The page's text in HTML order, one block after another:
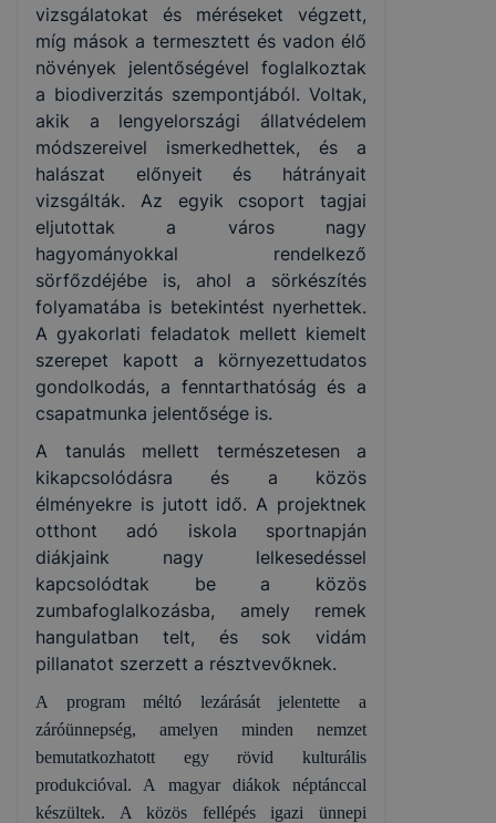
vizsgálatokat és méréseket végzett,
míg mások a termesztett és vadon élő
növények jelentőségével foglalkoztak
a biodiverzitás szempontjából. Voltak,
akik a lengyelországi állatvédelem
módszereivel ismerkedhettek, és a
halászat előnyeit és hátrányait
vizsgálták. Az egyik csoport tagjai
eljutottak a város nagy
hagyományokkal rendelkező
sörfőzdéjébe is, ahol a sörkészítés
folyamatába is betekintést nyerhettek.
A gyakorlati feladatok mellett kiemelt
szerepet kapott a környezettudatos
gondolkodás, a fenntarthatóság és a
csapatmunka jelentősége is.
A tanulás mellett természetesen a
kikapcsolódásra és a közös
élményekre is jutott idő. A projektnek
otthont adó iskola sportnapján
diákjaink nagy lelkesedéssel
kapcsolódtak be a közös
zumbafoglalkozásba, amely remek
hangulatban telt, és sok vidám
pillanatot szerzett a résztvevőknek.
A program méltó lezárását jelentette a
záróünnepség, amelyen minden nemzet
bemutatkozhatott egy rövid kulturális
produkcióval. A magyar diákok néptánccal
készültek. A közös fellépés igazi ünnepi